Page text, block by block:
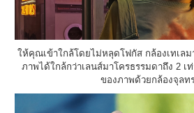
ให้คุณเข้าใกล้โดยไม่หลุดโฟกัส กล้องเทเล
ภาพได้ใกล้กว่าเลนส์มาโครธรรมดาถึง 2 เ
ของภาพด้วยกล้องจุลท